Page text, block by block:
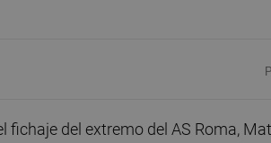
fichaje del extremo del AS Roma,